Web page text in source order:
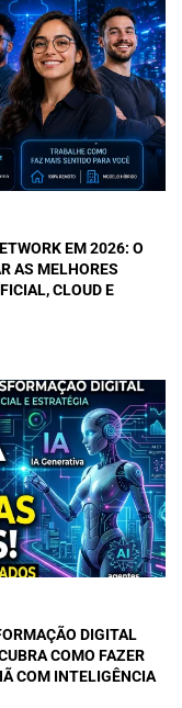
EM 2026: O
AS MELHORES
CLOUD E
DIGITAL
COMO FAZER
COM INTELIGÊNCIA